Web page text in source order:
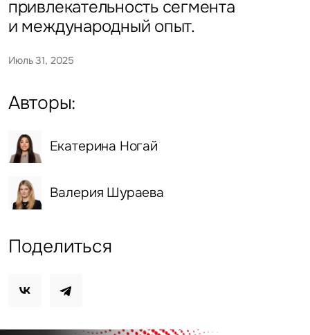
привлекательность сегмента
и международный опыт.
Июль 31, 2025
Авторы:
Екатерина Ногай
Валерия Шураева
Поделиться